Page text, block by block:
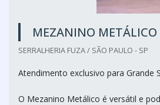
MEZANINO METÁLICO
SERRALHERIA FUZA / SÃO PAULO - SP
Atendimento exclusivo para Grande
O Mezanino Metálico é versátil e